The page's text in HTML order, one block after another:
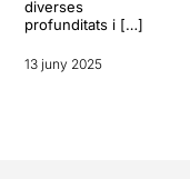
diverses
profunditats i […]
13 juny 2025